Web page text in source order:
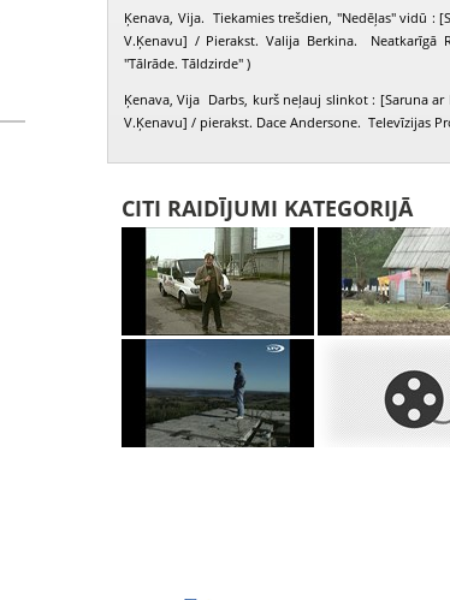
Ķenava, Vija. Tiekamies trešdien, "Nedēļas" vidū :
V.Ķenavu] / Pierakst. Valija Berkina. Neatkarīgā
"Tālrāde. Tāldzirde" )
Ķenava, Vija Darbs, kurš neļauj slinkot : [Saruna
V.Ķenavu] / pierakst. Dace Andersone. Televīzijas
CITI RAIDĪJUMI KATEGORIJĀ